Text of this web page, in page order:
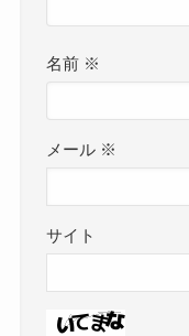
名前 ※
メール ※
サイト